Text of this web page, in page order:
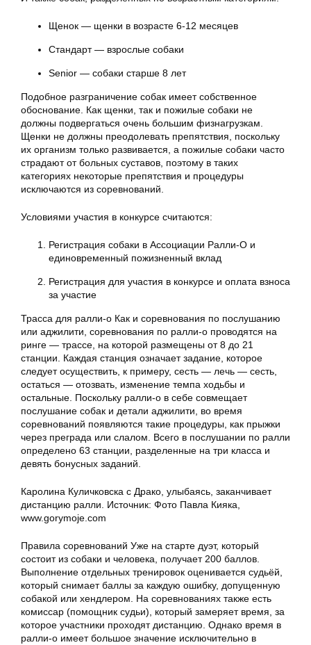
Щенок — щенки в возрасте 6-12 месяцев
Стандарт — взрослые собаки
Senior — собаки старше 8 лет
Подобное разграничение собак имеет собственное
обоснование. Как щенки, так и пожилые собаки не
должны подвергаться очень большим физнагрузкам.
Щенки не должны преодолевать препятствия, поскольку
их организм только развивается, а пожилые собаки часто
страдают от больных суставов, поэтому в таких
категориях некоторые препятствия и процедуры
исключаются из соревнований.
Условиями участия в конкурсе считаются:
Регистрация собаки в Ассоциации Ралли-О и
единовременный пожизненный вклад
Регистрация для участия в конкурсе и оплата взноса
за участие
Трасса для ралли-о Как и соревнования по послушанию
или аджилити, соревнования по ралли-о проводятся на
ринге — трассе, на которой размещены от 8 до 21
станции. Каждая станция означает задание, которое
следует осуществить, к примеру, сесть — лечь — сесть,
остаться — отозвать, изменение темпа ходьбы и
остальные. Поскольку ралли-о в себе совмещает
послушание собак и детали аджилити, во время
соревнований появляются такие процедуры, как прыжки
через преграда или слалом. Всего в послушании по ралли
определено 63 станции, разделенные на три класса и
девять бонусных заданий.
Каролина Куличковска с Драко, улыбаясь, заканчивает
дистанцию ралли. Источник: Фото Павла Кияка,
www.gorymoje.com
Правила соревнований Уже на старте дуэт, который
состоит из собаки и человека, получает 200 баллов.
Выполнение отдельных тренировок оценивается судьёй,
который снимает баллы за каждую ошибку, допущенную
собакой или хендлером. На соревнованиях также есть
комиссар (помощник судьи), который замеряет время, за
которое участники проходят дистанцию. Однако время в
ралли-о имеет большое значение исключительно в